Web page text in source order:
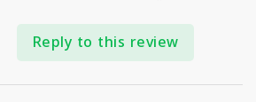
Reply to this review